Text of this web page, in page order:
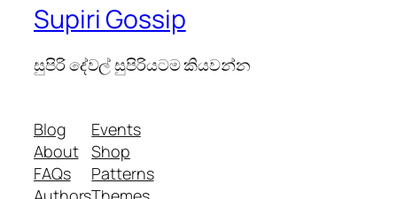
Supiri Gossip
සුපිරි දේවල් සුපිරියටම කියවන්න
Blog
About
FAQs
Events
Shop
Patterns